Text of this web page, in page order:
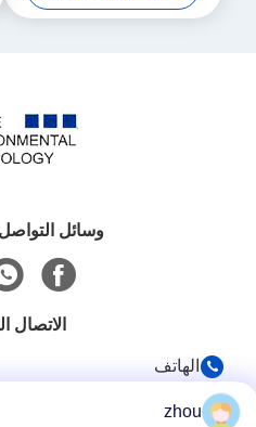
وسائل التواصل
الاتصال
الهاتف
zhou